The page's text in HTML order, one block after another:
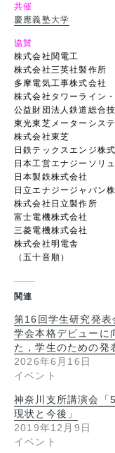
共催
慶應義塾大学
協賛
株式会社関電工
株式会社三英社製作所
多摩電気工事株式会社
株式会社タワーライン
公益財団法人鉄道総合
東光東芝メーターシス
株式会社東芝
日鉄テックスエンジ株
日本工営エナジーソリ
日本製鉄株式会社
日立エナジージャパン
株式会社日立製作所
富士電機株式会社
三菱電機株式会社
株式会社明電舎
（五十音順）
関連
第16回学生研究発表
学会本格デビューに
た，学生のための発
2026年6月16日
イベント
神奈川支所講演会「
現状と今後」
2019年12月9日
イベント